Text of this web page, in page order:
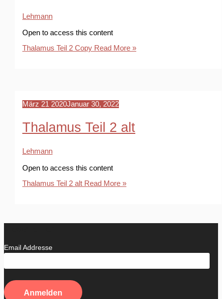
Lehmann
Open to access this content
Thalamus Teil 2 Copy Read More »
März 21 2020Januar 30, 2022
Thalamus Teil 2 alt
Lehmann
Open to access this content
Thalamus Teil 2 alt Read More »
Email Addresse